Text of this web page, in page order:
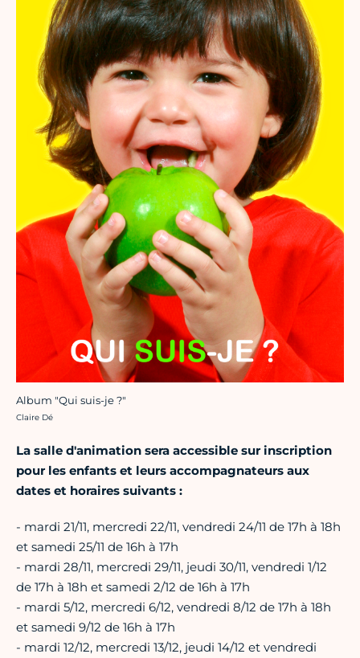
Album "Qui suis-je ?"
Crédit photo :
Claire Dé
La salle d'animation sera accessible sur inscription
pour les enfants et leurs accompagnateurs aux
dates et horaires suivants :
- mardi 21/11, mercredi 22/11, vendredi 24/11 de 17h à 18h
et samedi 25/11 de 16h à 17h
- mardi 28/11, mercredi 29/11, jeudi 30/11, vendredi 1/12
de 17h à 18h et samedi 2/12 de 16h à 17h
- mardi 5/12, mercredi 6/12, vendredi 8/12 de 17h à 18h
et samedi 9/12 de 16h à 17h
- mardi 12/12, mercredi 13/12, jeudi 14/12 et vendredi